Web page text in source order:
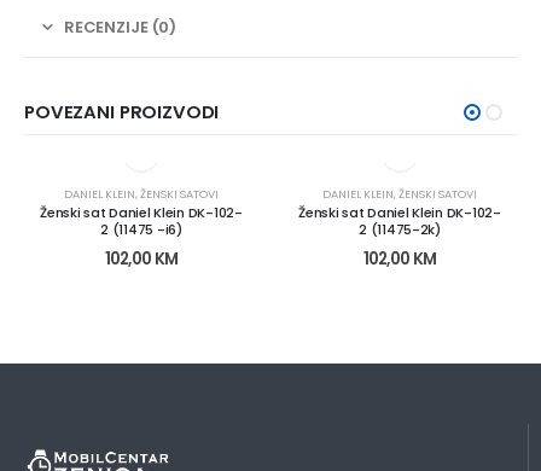
RECENZIJE (0)
POVEZANI PROIZVODI
DANIEL KLEIN,ŽENSKI SATOVI
Ženski sat Daniel Klein DK-102-
2 (11475 -i6)
102,00 KM
DANIEL KLEIN,ŽENSKI SATOVI
Ženski sat Daniel Klein DK-102-
2 (11475-2k)
102,00 KM